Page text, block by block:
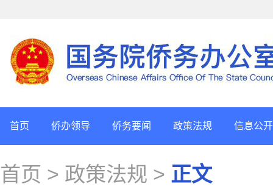
首页 侨办领导 侨务要闻 政策法规 信息公开
首页 > 政策法规 > 正文